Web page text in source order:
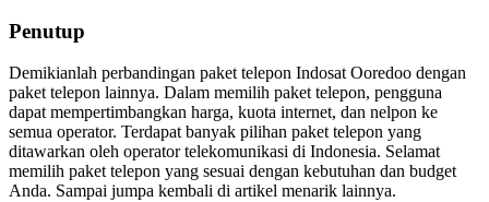
Penutup
Demikianlah perbandingan paket telepon Indosat Ooredoo dengan
paket telepon lainnya. Dalam memilih paket telepon, pengguna
dapat mempertimbangkan harga, kuota internet, dan nelpon ke
semua operator. Terdapat banyak pilihan paket telepon yang
ditawarkan oleh operator telekomunikasi di Indonesia. Selamat
memilih paket telepon yang sesuai dengan kebutuhan dan budget
Anda. Sampai jumpa kembali di artikel menarik lainnya.